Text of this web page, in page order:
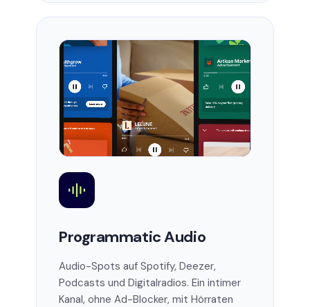
Programmatic Audio
Audio-Spots auf Spotify, Deezer,
Podcasts und Digitalradios. Ein intimer
Kanal, ohne Ad-Blocker, mit Hörraten